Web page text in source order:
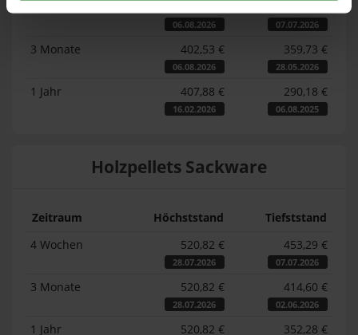
06.08.2026 07.07.2026
3 Monate 402,53 €
06.08.2026
359,73 €
28.05.2026
1 Jahr 407,88 €
16.02.2026
290,18 €
06.08.2025
Holzpellets Sackware
Zeitraum Höchststand
Tiefststand
4 Wochen
520,82 €
28.07.2026
453,29 €
07.07.2026
3 Monate 520,82 €
28.07.2026
414,60 €
02.06.2026
1 Jahr 520,82 € 352,28 €